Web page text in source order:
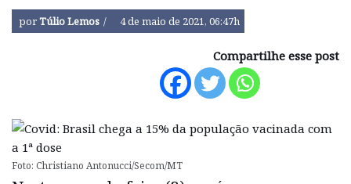
porTúlio Lemos 4 de maio de 2021, 06:47h
Compartilhe esse post
Foto: Christiano Antonucci/Secom/MT